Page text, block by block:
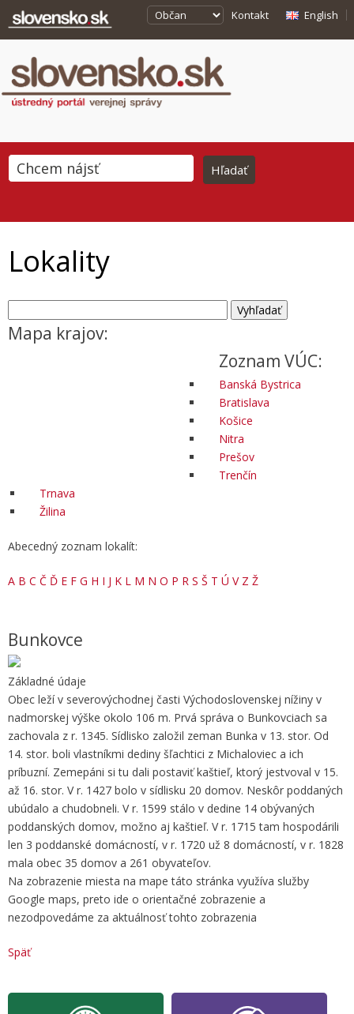
Kontakt English
Lokality
Mapa krajov:
Zoznam VÚC:
Banská Bystrica
Bratislava
Košice
Nitra
Prešov
Trenčín
Trnava
Žilina
Abecedný zoznam lokalít:
A B C Č Ď E F G H I J K L M N O P R S Š T Ú V Z Ž
Bunkovce
Základné údaje
Obec leží v severovýchodnej časti Východoslovenskej nížiny v
nadmorskej výške okolo 106 m. Prvá správa o Bunkovciach sa
zachovala z r. 1345. Sídlisko založil zeman Bunka v 13. stor. Od
14. stor. boli vlastníkmi dediny šľachtici z Michaloviec a ich
príbuzní. Zemepáni si tu dali postaviť kaštieľ, ktorý jestvoval v 15.
až 16. stor. V r. 1427 bolo v sídlisku 20 domov. Neskôr poddaných
ubúdalo a chudobneli. V r. 1599 stálo v dedine 14 obývaných
poddanských domov, možno aj kaštieľ. V r. 1715 tam hospodárili
len 3 poddanské domácností, v r. 1720 už 8 domácností, v r. 1828
mala obec 35 domov a 261 obyvateľov.
Na zobrazenie miesta na mape táto stránka využíva služby
Google maps, preto ide o orientačné zobrazenie a
nezodpovedáme za aktuálnosť tohto zobrazenia
Späť